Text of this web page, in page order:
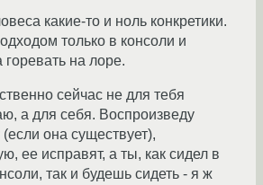
какие-то и ноль конкретики.
только в консоли и
горевать на лоре.
сейчас не для тебя
а для себя. Воспроизведу
она существует),
ее исправят, а ты, как сидел в
так и будешь сидеть - я ж